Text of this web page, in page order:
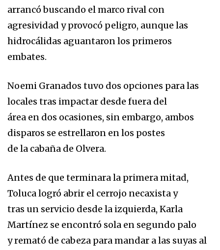
arrancó buscando el marco rival con
agresividad y provocó peligro, aunque las
hidrocálidas aguantaron los primeros
embates.
Noemi Granados tuvo dos opciones para las
locales tras impactar desde fuera del
área en dos ocasiones, sin embargo, ambos
disparos se estrellaron en los postes
de la cabaña de Olvera.
Antes de que terminara la primera mitad,
Toluca logró abrir el cerrojo necaxista y
tras un servicio desde la izquierda, Karla
Martínez se encontró sola en segundo palo
y remató de cabeza para mandar a las suyas al